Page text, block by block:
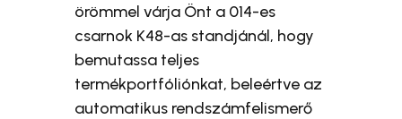
örömmel várja Önt a 014-es
csarnok K48-as standjánál, hogy
bemutassa teljes
termékportfóliónkat, beleértve az
automatikus rendszámfelismerő